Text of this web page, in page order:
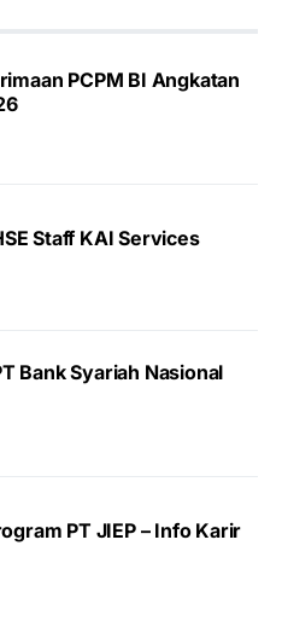
PCPM BI Angkatan
Staff KAI Services
Bank Syariah Nasional
Internship Program PT JIEP – Info Karir